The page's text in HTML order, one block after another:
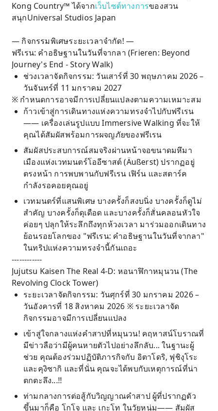
Kong Country™ ได้จากเว็บไซต์ทางการของสวน
สนุกUniversal Studios Japan
— กิจกรรมพิเศษระยะเวลาจำกัด! —
ฟรีเรน: คำอธิษฐานในวันที่จากลา (Frieren: Beyond
Journey's End - Story Walk)
ช่วงเวลาจัดกิจกรรม: วันเสาร์ที่ 30 พฤษภาคม 2026 –
วันจันทร์ที่ 11 มกราคม 2027
※ กำหนดการอาจมีการเปลี่ยนแปลงตามความเหมาะสม
ก้าวเข้าสู่การเดินทางแห่งความทรงจำไปกับฟรีเรน
―― เครื่องเล่นรูปแบบ Immersive Walking ที่จะให้
คุณได้สัมผัสพร้อมการผจญภัยของฟรีเรน
สัมผัสประสบการณ์สมจริงผ่านหน้าจอขนาดมหึมา
เมืองแห่งเวทมนตร์โออีซาสต์ (Äußerst) ปรากฏอยู่
ตรงหน้า การพบพานกับฟรีเรน เฟิร์น และสตาร์ค
กำลังรอคอยคุณอยู่
เวทมนตร์ที่แสนพิเศษ บางครั้งก็สงบนิ่ง บางครั้งก็ดูไม่
สำคัญ บางครั้งก็ดุเดือด และบางครั้งก็สั่นคลอนหัวใจ
ค่อยๆ ปลุกให้ระลึกถึงทุกห้วงเวลา มาร่วมออกเดินทาง
ย้อนรอยโลกของ "ฟรีเรน: คำอธิษฐานในวันที่จากลา"
ในทริปแห่งความทรงจำนี้กันเถอะ
------------
Jujutsu Kaisen The Real 4-D: หอนาฬิกาหมุนวน (The
Revolving Clock Tower)
ระยะเวลาจัดกิจกรรม: วันศุกร์ที่ 30 มกราคม 2026 –
วันอังคารที่ 18 สิงหาคม 2026 ※ ระยะเวลาจัด
กิจกรรมอาจมีการเปลี่ยนแปลง
เข้าสู่ใจกลางแห่งคำสาปที่หมุนวน! คฤหาสน์โบราณที่
มีข่าวลือว่ามีผู้คนหายตัวไปอย่างลึกลับ... ในฐานะผู้
ช่วย คุณต้องร่วมปฏิบัติภารกิจกับ อิตาโดริ, ฟุชิงุโระ
และคุงิซากิ และที่นั่น คุณจะได้พบกับเหตุการณ์ที่น่า
ตกตะลึง...!!
ท่ามกลางการต่อสู้กับวิญญาณคำสาป ผู้ที่ปรากฏตัว
ขึ้นมาก็คือ โกโจ และ เกะโท ในวัยหนุ่ม—— สัมผัส